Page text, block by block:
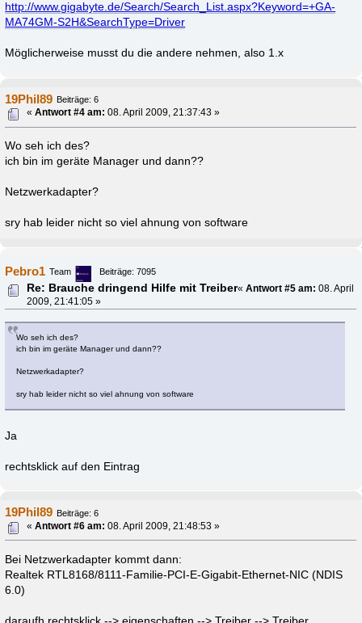
http://www.gigabyte.de/Search/Search_List.aspx?Keyword=+GA-
MA74GM-S2H&SearchType=Driver
Möglicherweise musst du die andere nehmen, also 1.x
19Phil89 Beiträge: 6
«Antwort #4 am: 08. April 2009, 21:37:43 »
Wo seh ich des?
ich bin im geräte Manager und dann??
Netzwerkadapter?
sry hab leider nicht so viel ahnung von software
Pebro1 Team Beiträge: 7095
Re: Brauche dringend Hilfe mit Treiber«Antwort #5 am: 08. April
2009, 21:41:05 »
Wo seh ich des?
ich bin im geräte Manager und dann??
Netzwerkadapter?
sry hab leider nicht so viel ahnung von software
Ja
rechtsklick auf den Eintrag
19Phil89 Beiträge: 6
«Antwort #6 am: 08. April 2009, 21:48:53 »
Bei Netzwerkadapter kommt dann:
Realtek RTL8168/8111-Familie-PCI-E-Gigabit-Ethernet-NIC (NDIS
6.0)